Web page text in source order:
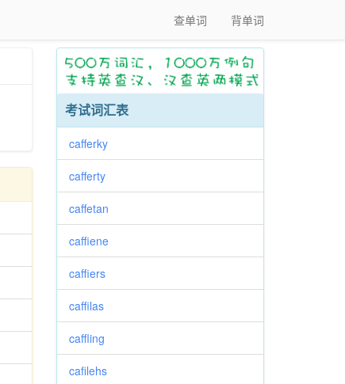
查单词 背单词
考试词汇表
cafferky
cafferty
caffetan
caffiene
caffiers
caffilas
caffling
cafilehs